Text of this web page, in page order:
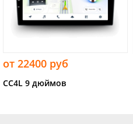
от 22400 руб
CC4L 9 дюймов